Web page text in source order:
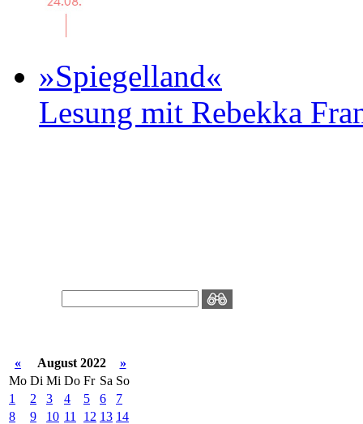
»Spiegelland«
Lesung mit Rebekka
« August 2022
»
Mo Di Mi Do Fr Sa So
1
2 3 4 5 6
7
8
9 10 11 12 13 14